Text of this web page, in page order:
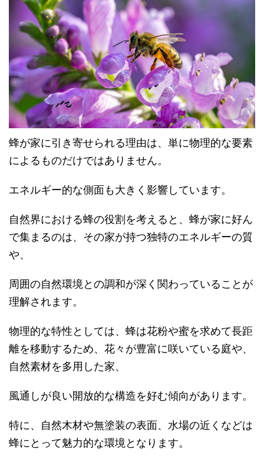
蜂が家に引き寄せられる理由は、単に物理的な要素
によるものだけではありません。
エネルギー的な側面も大きく影響しています。
自然界における蜂の役割を考えると、蜂が家に好ん
で集まるのは、その家が持つ独特のエネルギーの質
や、
周囲の自然環境との調和が深く関わっていることが
理解されます。
物理的な特性としては、蜂は花粉や蜜を求めて長距
離を移動するため、花々が豊富に咲いている庭や、
自然素材を多用した家、
風通しが良い開放的な構造を好む傾向があります。
特に、自然木材や無塗装の表面、水場の近くなどは
蜂にとって魅力的な環境となります。